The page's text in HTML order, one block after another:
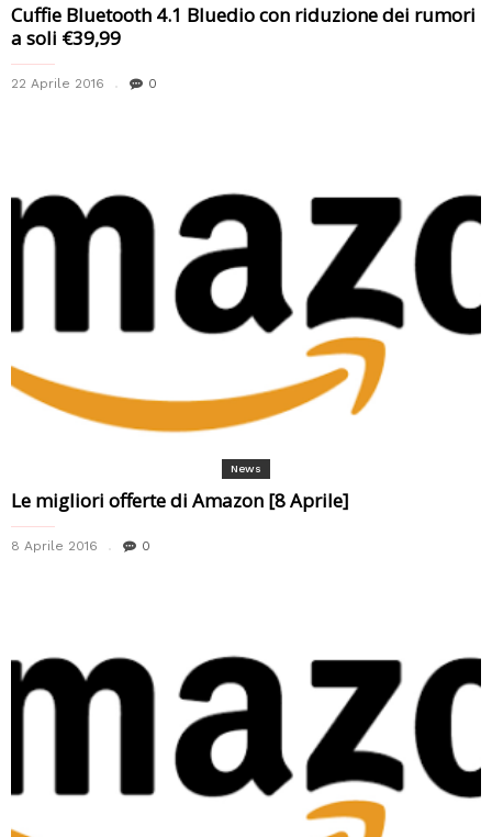
Cuffie Bluetooth 4.1 Bluedio con riduzione dei rumori
a soli €39,99
22 Aprile 2016 0
News
Le migliori offerte di Amazon [8 Aprile]
8 Aprile 2016 0